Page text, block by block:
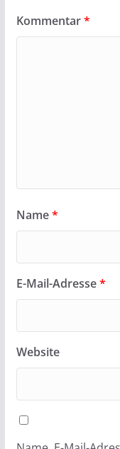
Kommentar*
Name*
E-Mail-Adresse*
Website